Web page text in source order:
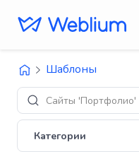
Шаблоны
Дизайны
Категории